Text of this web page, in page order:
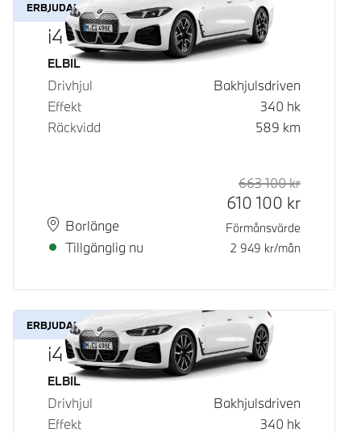
ERBJUDANDE
i4 eDrive40
Bränsle
ELBIL
Drivhjul
Bakhjulsdriven
Effekt
340 hk
Räckvidd
589 km
PlatsBorlänge
Leveranstid
Tillgänglig nu
Rek. ord
663 100kr
610 100 kr
Förmånsvärde
2 949 kr/mån
ERBJUDANDE
i4 eDrive40
Bränsle
ELBIL
Drivhjul
Bakhjulsdriven
Effekt
340 hk